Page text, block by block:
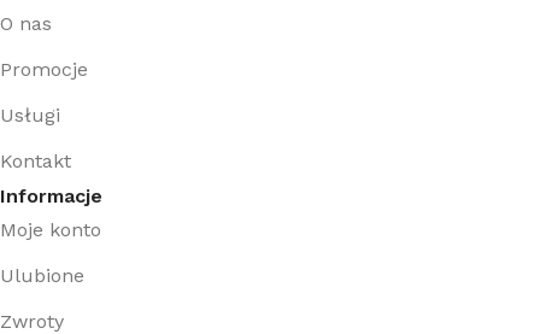
O nas
Promocje
Usługi
Kontakt
Informacje
Moje konto
Ulubione
Zwroty